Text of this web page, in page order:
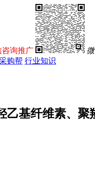
咨询推广
购帮 行业知识
基纤维素、聚